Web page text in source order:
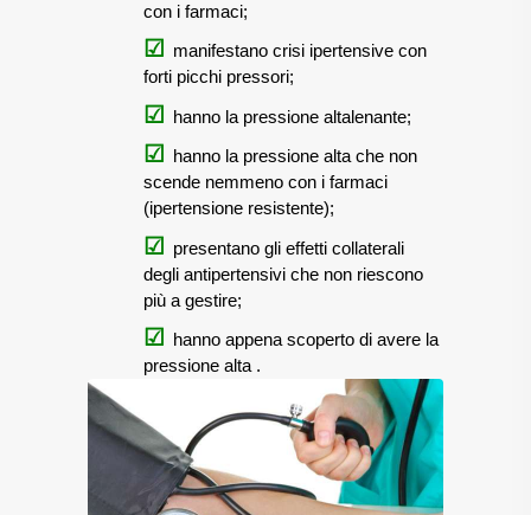
con i farmaci;
manifestano crisi ipertensive con
forti picchi pressori;
hanno la pressione altalenante;
hanno la pressione alta che non
scende nemmeno con i farmaci
(ipertensione resistente);
presentano gli effetti collaterali
degli antipertensivi che non riescono
più a gestire;
hanno appena scoperto di avere la
pressione alta .